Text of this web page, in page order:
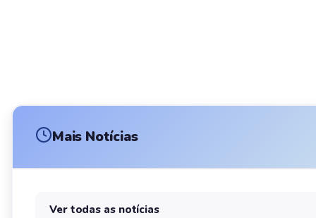
Mais Notícias
Ver todas as notícias